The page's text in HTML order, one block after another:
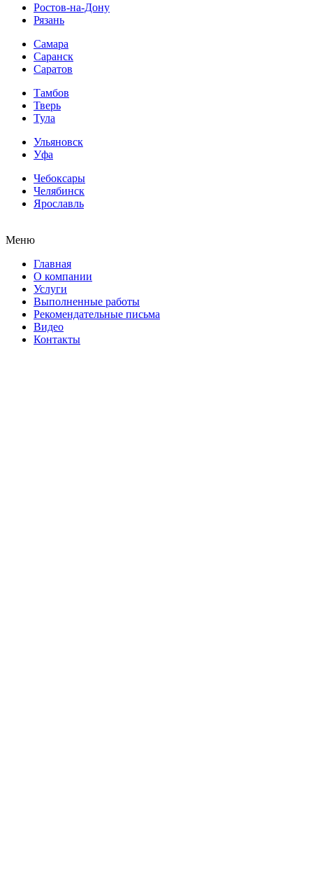
Ростов-на-Дону
Рязань
Самара
Саранск
Саратов
Тамбов
Тверь
Тула
Ульяновск
Уфа
Чебоксары
Челябинск
Ярославль
Меню
Главная
О компании
Услуги
Выполненные работы
Рекомендательные письма
Видео
Контакты